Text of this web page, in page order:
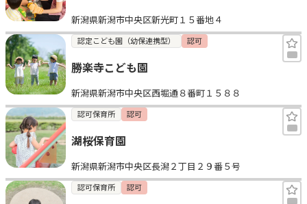
新潟県新潟市中央区新光町１５番地４
認定こども園（幼保連携型） 認可
勝楽寺こども園
新潟県新潟市中央区西堀通８番町１５８８
認可保育所 認可
湖桜保育園
新潟県新潟市中央区長潟２丁目２９番５号
認可保育所 認可